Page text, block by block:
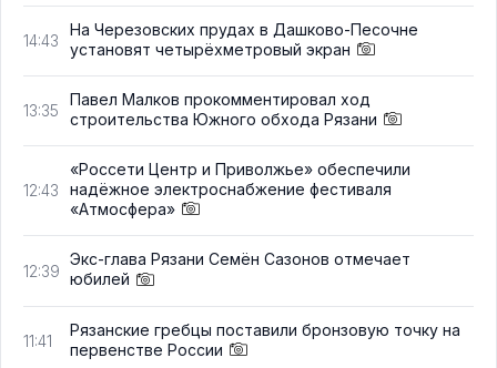
14:43
На Черезовских прудах в Дашково-Песочне
установят четырёхметровый экран
13:35
Павел Малков прокомментировал ход
строительства Южного обхода Рязани
12:43
«Россети Центр и Приволжье» обеспечили
надёжное электроснабжение фестиваля
«Атмосфера»
12:39
Экс-глава Рязани Семён Сазонов отмечает
юбилей
11:41
Рязанские гребцы поставили бронзовую точку на
первенстве России